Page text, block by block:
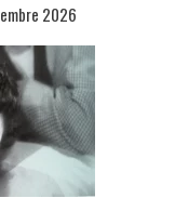
2026